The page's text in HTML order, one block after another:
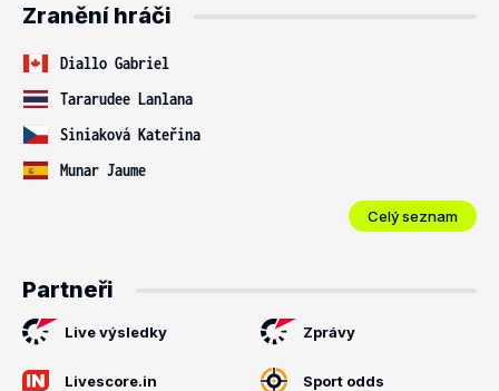
Zranění hráči
Diallo Gabriel
Tararudee Lanlana
Siniaková Kateřina
Munar Jaume
Celý seznam
Partneři
Live výsledky Zprávy
Livescore.in Sport odds